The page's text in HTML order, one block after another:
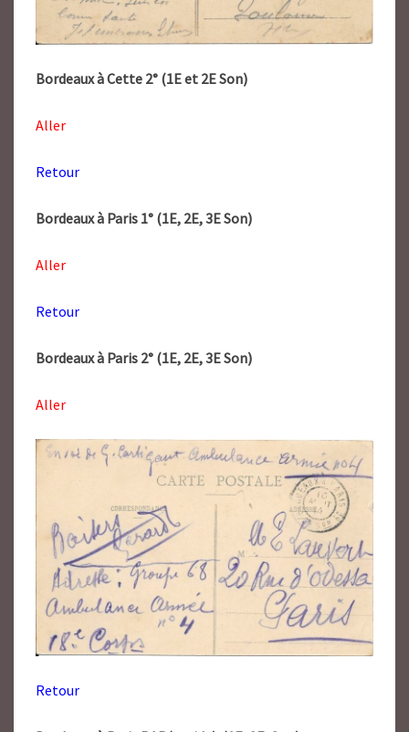
Bordeaux à Cette 2° (1E et 2E Son)
Aller
Retour
Bordeaux à Paris 1° (1E, 2E, 3E Son)
Aller
Retour
Bordeaux à Paris 2° (1E, 2E, 3E Son)
Aller
Retour